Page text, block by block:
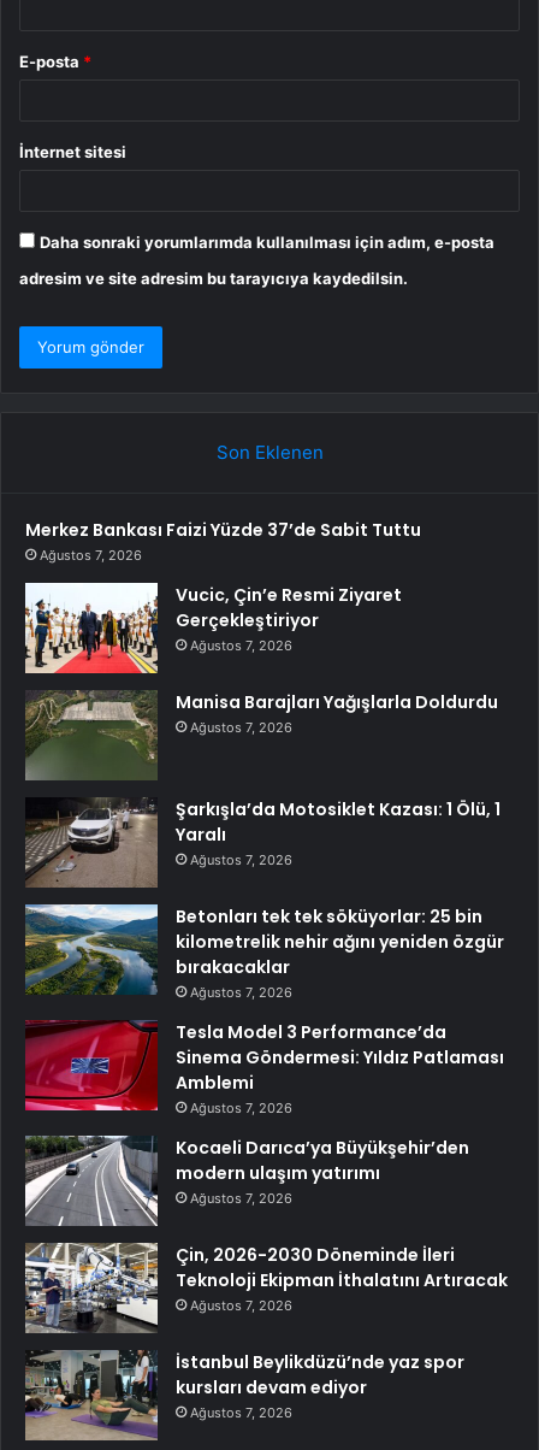
E-posta *
İnternet sitesi
Daha sonraki yorumlarımda kullanılması için adım, e-posta
adresim ve site adresim bu tarayıcıya kaydedilsin.
Son Eklenen
Merkez Bankası Faizi Yüzde 37’de Sabit Tuttu
Ağustos 7, 2026
Vucic, Çin’e Resmi Ziyaret
Gerçekleştiriyor
Ağustos 7, 2026
Manisa Barajları Yağışlarla Doldurdu
Ağustos 7, 2026
Şarkışla’da Motosiklet Kazası: 1 Ölü, 1
Yaralı
Ağustos 7, 2026
Betonları tek tek söküyorlar: 25 bin
kilometrelik nehir ağını yeniden özgür
bırakacaklar
Ağustos 7, 2026
Tesla Model 3 Performance’da
Sinema Göndermesi: Yıldız Patlaması
Amblemi
Ağustos 7, 2026
Kocaeli Darıca’ya Büyükşehir’den
modern ulaşım yatırımı
Ağustos 7, 2026
Çin, 2026-2030 Döneminde İleri
Teknoloji Ekipman İthalatını Artıracak
Ağustos 7, 2026
İstanbul Beylikdüzü’nde yaz spor
kursları devam ediyor
Ağustos 7, 2026